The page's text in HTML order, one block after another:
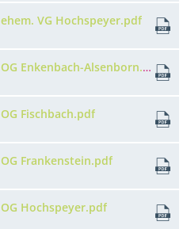
VG Hochspeyer.pdf
Konsolidierungsvertrag KEF OG Enkenbach-Alsenborn.pdf
Fischbach.pdf
Frankenstein.pdf
Hochspeyer.pdf